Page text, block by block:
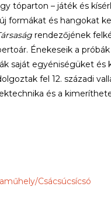
tóparton – játék és
formákat és hangokat
rendezőjének
Énekeseik a
saját egyéniségüket
fel 12. századi
és a
Csácsúcsícsó